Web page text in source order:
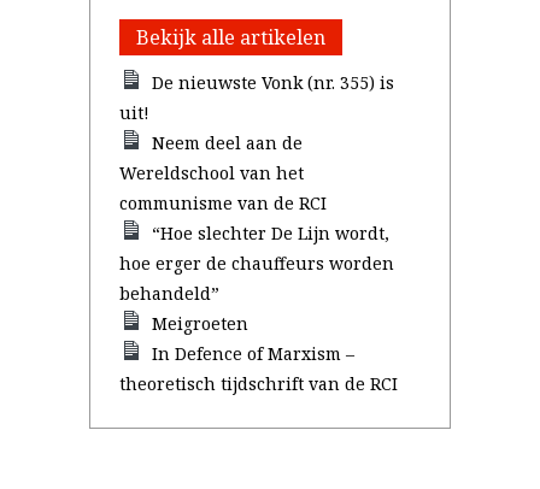
Bekijk alle artikelen
De nieuwste Vonk (nr. 355) is
uit!
Neem deel aan de
Wereldschool van het
communisme van de RCI
“Hoe slechter De Lijn wordt,
hoe erger de chauffeurs worden
behandeld”
Meigroeten
In Defence of Marxism –
theoretisch tijdschrift van de RCI